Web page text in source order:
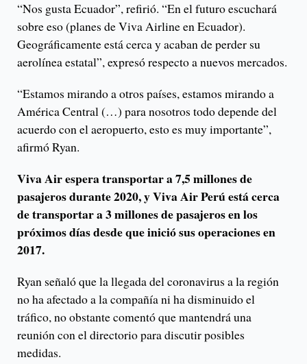
“Nos gusta Ecuador”, refirió. “En el futuro escuchará
sobre eso (planes de Viva Airline en Ecuador).
Geográficamente está cerca y acaban de perder su
aerolínea estatal”, expresó respecto a nuevos mercados.
“Estamos mirando a otros países, estamos mirando a
América Central (…) para nosotros todo depende del
acuerdo con el aeropuerto, esto es muy importante”,
afirmó Ryan.
Viva Air espera transportar a 7,5 millones de
pasajeros durante 2020, y Viva Air Perú está cerca
de transportar a 3 millones de pasajeros en los
próximos días desde que inició sus operaciones en
2017.
Ryan señaló que la llegada del coronavirus a la región
no ha afectado a la compañía ni ha disminuido el
tráfico, no obstante comentó que mantendrá una
reunión con el directorio para discutir posibles
medidas.